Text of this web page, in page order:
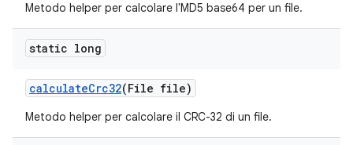
Metodo helper per calcolare l'MD5 base64 per un file.
static long
calculateCrc32(File file)
Metodo helper per calcolare il CRC-32 di un file.